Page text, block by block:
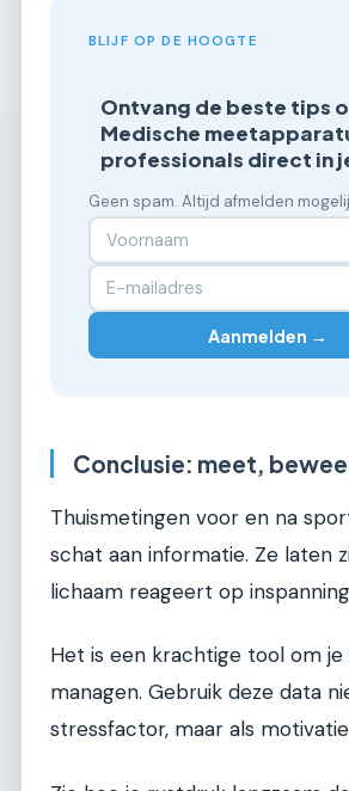
BLIJF OP DE HOOGTE
Ontvang de beste tips
Medische
professionals direct in
Geen spam. Altijd afmelden
Aanmelden →
Conclusie: meet,
Thuismetingen voor en na
schat aan informatie. Ze laten
lichaam reageert op
Het is een krachtige tool om
managen. Gebruik deze data
stressfactor, maar als